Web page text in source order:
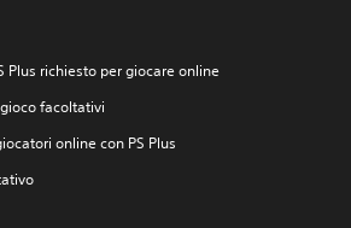
Plus richiesto per giocare online
facoltativi
online con PS Plus